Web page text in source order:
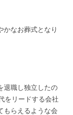
なお葬式となり
退職し独立したの
をリードする会社
もらえるような会